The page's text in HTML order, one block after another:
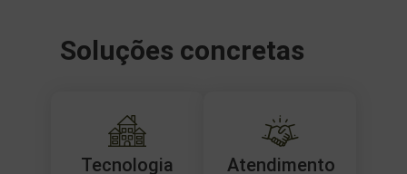
Soluções concretas
Tecnologia
Atendimento